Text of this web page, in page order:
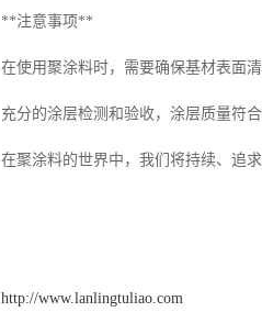
**注意事项**
在使用聚涂料时，需要确保基材表面
充分的涂层检测和验收，涂层质量符合
在聚涂料的世界中，我们将持续、追
http://www.lanlingtuliao.com